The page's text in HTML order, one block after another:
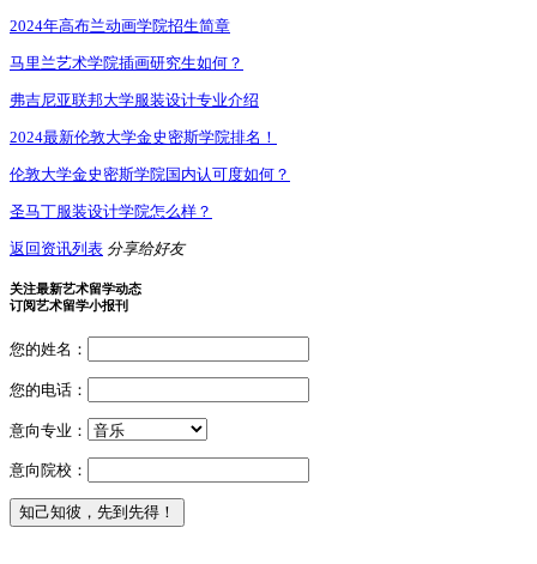
2024年高布兰动画学院招生简章
马里兰艺术学院插画研究生如何？
弗吉尼亚联邦大学服装设计专业介绍
2024最新伦敦大学金史密斯学院排名！
伦敦大学金史密斯学院国内认可度如何？
圣马丁服装设计学院怎么样？
返回资讯列表 分享给好友
关注最新艺术留学动态
订阅艺术留学小报刊
您的姓名：
您的电话：
意向专业：
意向院校：